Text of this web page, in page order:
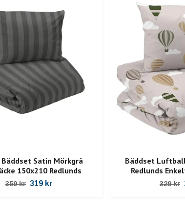
Satin Mörkgrå
150x210 Redlunds
359 kr 319 kr
Bäddset
Redlunds
329 kr